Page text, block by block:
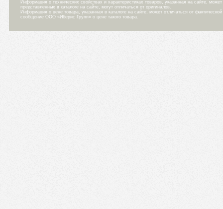
Информация о технических свойствах и характеристиках товаров, указанная на сайте,
представленных в каталоге на сайте, могут отличаться от оригиналов.
Информация о цене товара, указанная в каталоге на сайте, может отличаться от
сообщение ООО «Иберис Групп» о цене такого товара.